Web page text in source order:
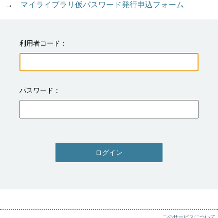
→ マイライブラリ仮パスワード発行申込フォーム
利用者コード
パスワード
ログイン